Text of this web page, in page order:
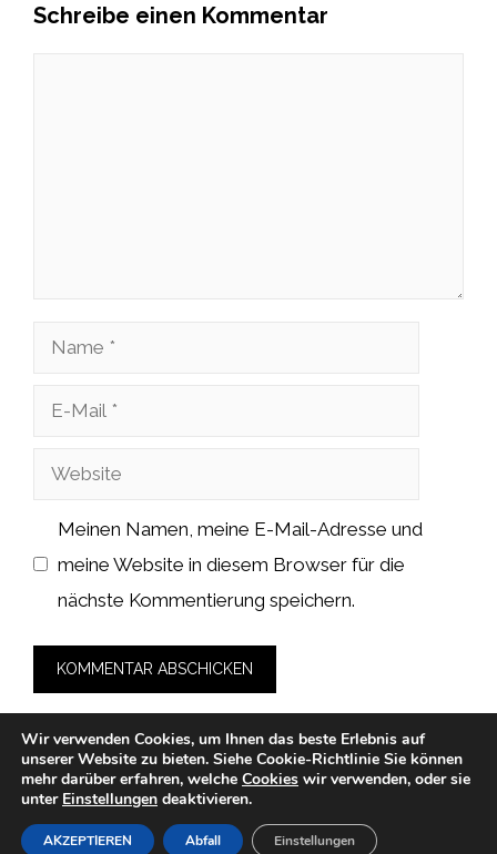
Schreibe einen Kommentar
Name
Website
Meinen Namen, meine E-Mail-Adresse und
meine Website in diesem Browser für die
nächste Kommentierung speichern.
© 2026 cah-fans.de -Datenschutzerklärung
Cookies
-Nutzungsbedingungen
Wir verwenden Cookies, um Ihnen das beste Erlebnis auf
unserer Website zu bieten. Siehe Cookie-Richtlinie Sie können
mehr darüber erfahren, welche Cookies wir verwenden, oder sie
unter Einstellungen deaktivieren.
AKZEPTIEREN Abfall Einstellungen